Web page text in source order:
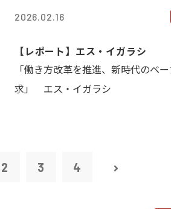
2026.02.16
【レポート】エス・イガラシ
「働き方改革を推進、新時代のベ
求」 エス・イガラシ
2 3 4